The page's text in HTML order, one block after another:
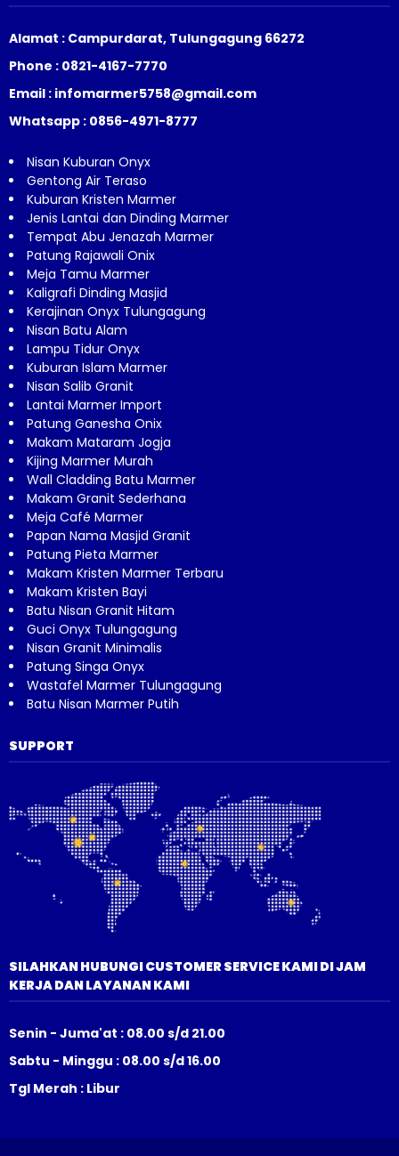
Alamat : Campurdarat, Tulungagung 66272
Phone : 0821-4167-7770
Email : infomarmer5758@gmail.com
Whatsapp : 0856-4971-8777
Nisan Kuburan Onyx
Gentong Air Teraso
Kuburan Kristen Marmer
Jenis Lantai dan Dinding Marmer
Tempat Abu Jenazah Marmer
Patung Rajawali Onix
Meja Tamu Marmer
Kaligrafi Dinding Masjid
Kerajinan Onyx Tulungagung
Nisan Batu Alam
Lampu Tidur Onyx
Kuburan Islam Marmer
Nisan Salib Granit
Lantai Marmer Import
Patung Ganesha Onix
Makam Mataram Jogja
Kijing Marmer Murah
Wall Cladding Batu Marmer
Makam Granit Sederhana
Meja Café Marmer
Papan Nama Masjid Granit
Patung Pieta Marmer
Makam Kristen Marmer Terbaru
Makam Kristen Bayi
Batu Nisan Granit Hitam
Guci Onyx Tulungagung
Nisan Granit Minimalis
Patung Singa Onyx
Wastafel Marmer Tulungagung
Batu Nisan Marmer Putih
SUPPORT
SILAHKAN HUBUNGI CUSTOMER SERVICE KAMI DI JAM
KERJA DAN LAYANAN KAMI
Senin - Juma'at : 08.00 s/d 21.00
Sabtu - Minggu : 08.00 s/d 16.00
Tgl Merah : Libur